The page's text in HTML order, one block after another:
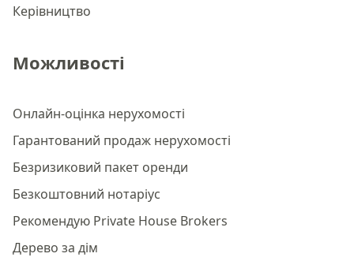
Керівництво
Можливості
Онлайн-оцінка нерухомості
Гарантований продаж нерухомості
Безризиковий пакет оренди
Безкоштовний нотаріус
Рекомендую Private House Brokers
Дерево за дім